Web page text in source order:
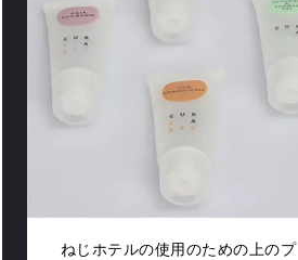
ねじホテルの使用のための上のプ